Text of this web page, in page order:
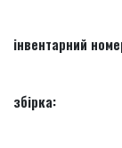
інвентарний
збірка: